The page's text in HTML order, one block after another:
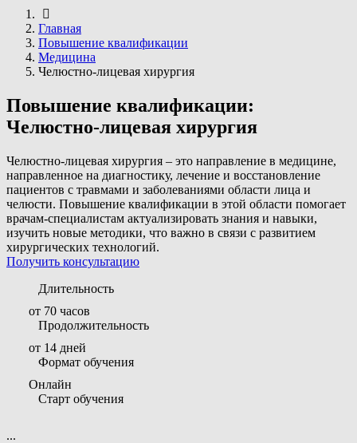
Главная
Повышение квалификации
Медицина
Челюстно-лицевая хирургия
Повышение квалификации:
Челюстно-лицевая хирургия
Челюстно-лицевая хирургия – это направление в медицине,
направленное на диагностику, лечение и восстановление
пациентов с травмами и заболеваниями области лица и
челюсти. Повышение квалификации в этой области помогает
врачам-специалистам актуализировать знания и навыки,
изучить новые методики, что важно в связи с развитием
хирургических технологий.
Получить консультацию
Длительность
от 70 часов
Продолжительность
от 14 дней
Формат обучения
Онлайн
Старт обучения
...